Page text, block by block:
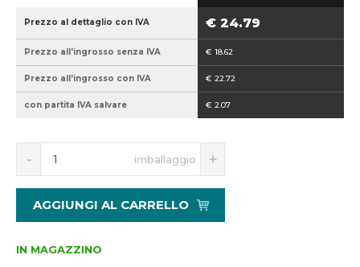
Prezzo al dettaglio con IVA € 24.79
Prezzo all'ingrosso senza IVA € 18.62
Prezzo all'ingrosso con IVA € 22.72
con partita IVA salvare € 2.07
a
v
ý
š
í
m
imballaggio
AGGIUNGI AL CARRELLO
IN MAGAZZINO